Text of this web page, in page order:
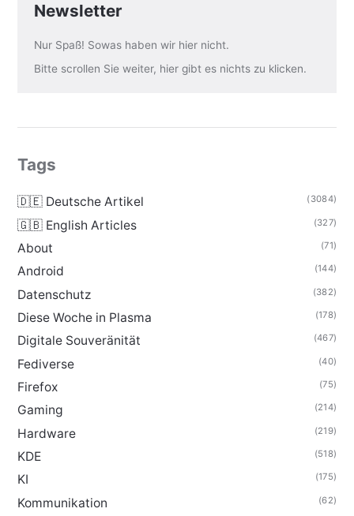
Newsletter
Nur Spaß! Sowas haben wir hier nicht.
Bitte scrollen Sie weiter, hier gibt es nichts zu klicken.
Tags
🇩🇪 Deutsche Artikel (3084)
🇬🇧 English Articles (327)
About (71)
Android (144)
Datenschutz (382)
Diese Woche in Plasma (178)
Digitale Souveränität (467)
Fediverse (40)
Firefox (75)
Gaming (214)
Hardware (219)
KDE (518)
KI (175)
Kommunikation (62)